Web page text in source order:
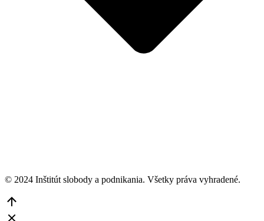
© 2024 Inštitút slobody a podnikania. Všetky práva vyhradené.